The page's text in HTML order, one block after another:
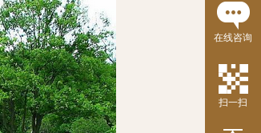
在线咨询
扫一扫